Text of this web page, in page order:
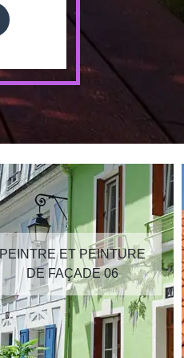
PEINTRE ET PEINTURE
DE FAÇADE 06